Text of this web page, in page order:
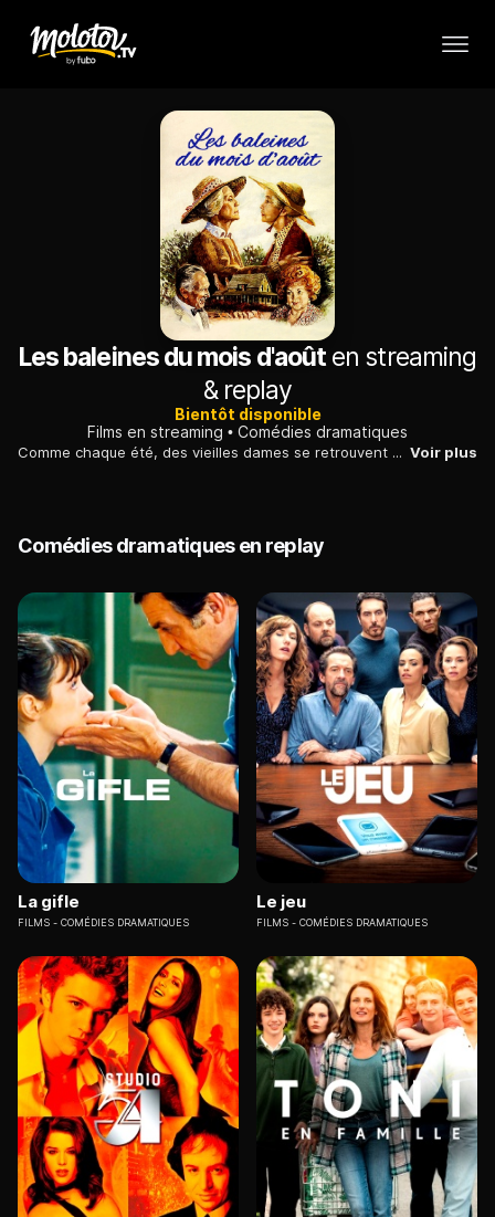
Les baleines du mois d'aoûten streaming
& replay
Bientôt disponible
Films en streaming
Comédies dramatiques
Comme chaque été, des vieilles dames se retrouvent et guettent le retour des baleines : une habitude qu'elles ont prise depuis leur plus tendre jeunesse. Voir plus
Comédies dramatiques en replay
La gifle
FILMS COMÉDIES DRAMATIQUES
Le jeu
FILMS COMÉDIES DRAMATIQUES